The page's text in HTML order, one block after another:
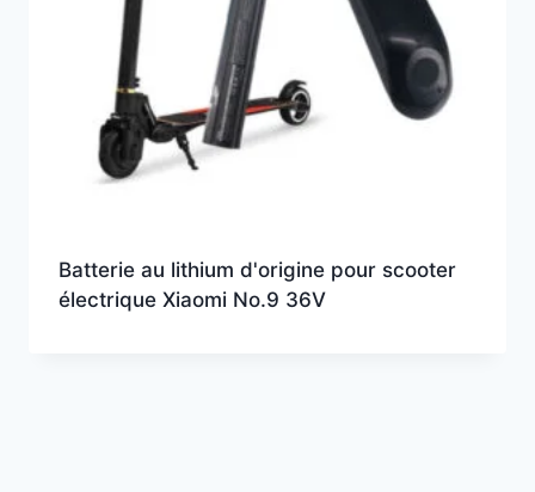
Batterie au lithium d'origine pour scooter
électrique Xiaomi No.9 36V